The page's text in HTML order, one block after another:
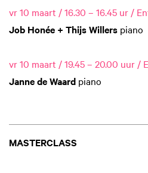
vr 10 maart / 16.30 – 16.45 ur /
Job Honée + Thijs Willers piano
vr 10 maart / 19.45 – 20.00 uur /
Janne de Waard piano
MASTERCLASS